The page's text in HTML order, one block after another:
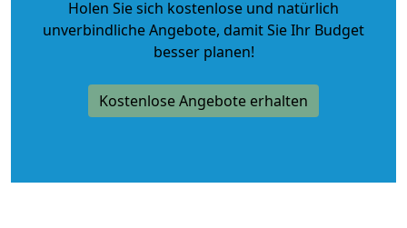
Holen Sie sich kostenlose und natürlich
unverbindliche Angebote, damit Sie Ihr Budget
besser planen!
Kostenlose Angebote erhalten